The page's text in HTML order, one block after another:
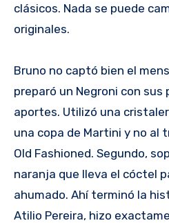
clásicos. Nada se puede
originales.
Bruno no captó bien el
preparó un Negroni con sus
aportes. Utilizó una
una copa de Martini y no al
Old Fashioned. Segundo,
naranja que lleva el cóctel
ahumado. Ahí terminó la
Atilio Pereira, hizo